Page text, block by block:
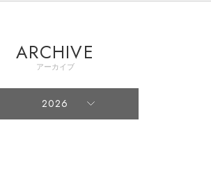
ARCHIVE
アーカイブ
2026